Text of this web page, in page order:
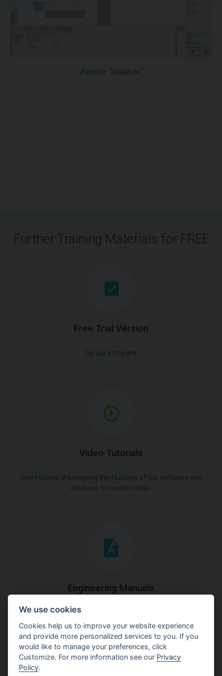
Fenster "Gelände"
Further Training Materials for FREE
Free Trial Version
Video Tutorials
Engineering Manuals
Step by steps guides on how
to solve a specific tasks.
We use cookies
Cookies help us to improve your website experience
and provide more personalized services to you. If you
would like to manage your preferences, click
Customize. For more information see our Privacy
Policy.